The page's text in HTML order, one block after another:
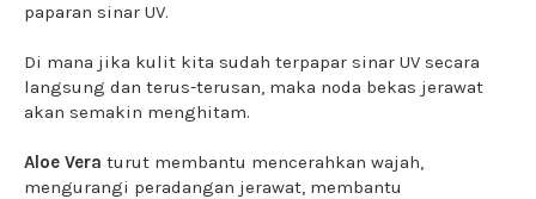
paparan sinar UV.
Di mana jika kulit kita sudah terpapar sinar UV secara
langsung dan terus-terusan, maka noda bekas jerawat
akan semakin menghitam.
Aloe Vera turut membantu mencerahkan wajah,
mengurangi peradangan jerawat, membantu